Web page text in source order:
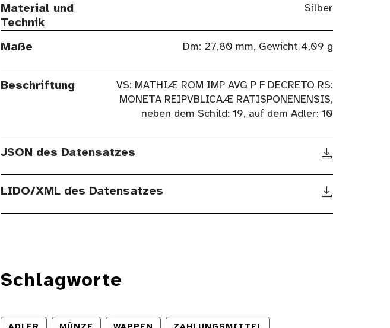
Material und
Technik
Silber
Maße Dm: 27,80 mm, Gewicht 4,09 g
Beschriftung
VS: MATHIÆ ROM IMP AVG P F DECRETO RS:
MONETA REIPVBLICAÆ RATISPONENENSIS,
neben dem Schild: 19, auf dem Adler: 10
JSON des Datensatzes
LIDO/XML des Datensatzes
Schlagworte